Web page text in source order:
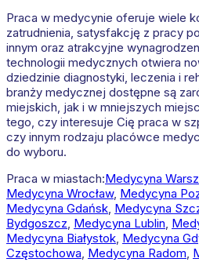
Praca w medycynie oferuje wiele
zatrudnienia, satysfakcję z pracy
innym oraz atrakcyjne
technologii medycznych otwiera
dziedzinie diagnostyki, leczenia i
branży medycznej dostępne są
miejskich, jak i w mniejszych
tego, czy interesuje Cię praca w
czy innym rodzaju placówce
do wyboru.
Praca w miastach:Medycyna
Medycyna Wrocław, Medycyna
Medycyna Gdańsk, Medycyna
Bydgoszcz, Medycyna Lublin,
Medycyna Białystok, Medycyna
Częstochowa, Medycyna Radom,